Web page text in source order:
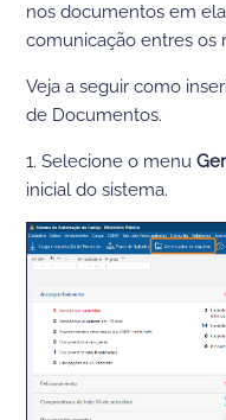
nos documentos em
comunicação entres os
Veja a seguir como
de Documentos.
1. Selecione o menu
inicial do sistema.